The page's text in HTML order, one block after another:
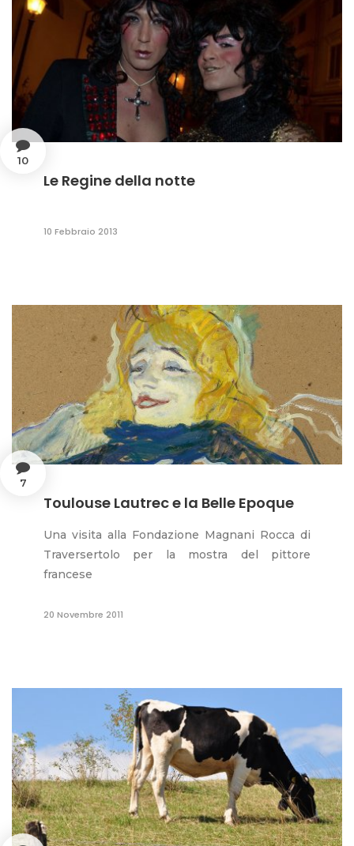
10
Le Regine della notte
10 Febbraio 2013
7
Toulouse Lautrec e la Belle Epoque
Una visita alla Fondazione Magnani Rocca di
Traversertolo per la mostra del pittore
francese
20 Novembre 2011